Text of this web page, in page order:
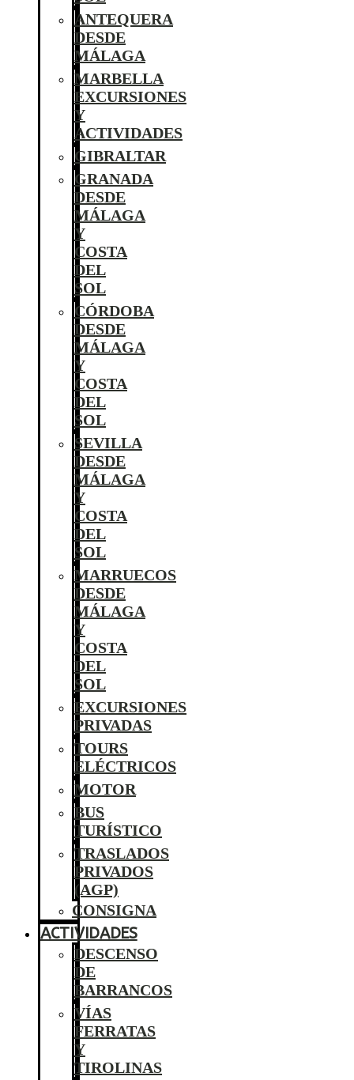
ANTEQUERA
DESDE
MÁLAGA
MARBELLA
EXCURSIONES
Y
ACTIVIDADES
GIBRALTAR
GRANADA
DESDE
MÁLAGA
Y
COSTA
DEL
SOL
CÓRDOBA
DESDE
MÁLAGA
Y
COSTA
DEL
SOL
SEVILLA
DESDE
MÁLAGA
Y
COSTA
DEL
SOL
MARRUECOS
DESDE
MÁLAGA
Y
COSTA
DEL
SOL
EXCURSIONES
PRIVADAS
TOURS
ELÉCTRICOS
MOTOR
BUS
TURÍSTICO
TRASLADOS
PRIVADOS
(AGP)
CONSIGNA
ACTIVIDADES
DESCENSO
DE
BARRANCOS
VÍAS
FERRATAS
Y
TIROLINAS